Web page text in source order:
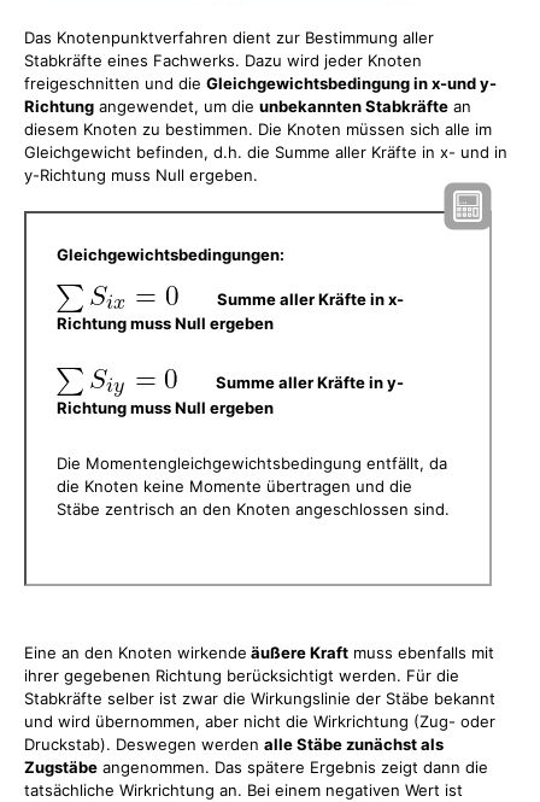
Das Knotenpunktverfahren dient zur Bestimmung aller
Stabkräfte eines Fachwerks. Dazu wird jeder Knoten
freigeschnitten und die Gleichgewichtsbedingung in x-und y-
Richtung angewendet, um die unbekannten Stabkräfte an
diesem Knoten zu bestimmen. Die Knoten müssen sich alle im
Gleichgewicht befinden, d.h. die Summe aller Kräfte in x- und in
y-Richtung muss Null ergeben.
Gleichgewichtsbedingungen:
Summe aller Kräfte in x-
Richtung muss Null ergeben
Summe aller Kräfte in y-
Richtung muss Null ergeben
Die Momentengleichgewichtsbedingung entfällt, da
die Knoten keine Momente übertragen und die
Stäbe zentrisch an den Knoten angeschlossen sind.
Eine an den Knoten wirkende äußere Kraft muss ebenfalls mit
ihrer gegebenen Richtung berücksichtigt werden. Für die
Stabkräfte selber ist zwar die Wirkungslinie der Stäbe bekannt
und wird übernommen, aber nicht die Wirkrichtung (Zug- oder
Druckstab). Deswegen werden alle Stäbe zunächst als
Zugstäbe angenommen. Das spätere Ergebnis zeigt dann die
tatsächliche Wirkrichtung an. Bei einem negativen Wert ist